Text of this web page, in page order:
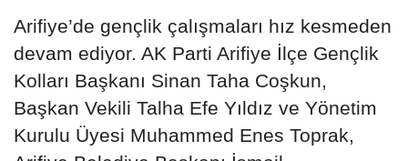
Arifiye’de gençlik çalışmaları hız kesmeden
devam ediyor. AK Parti Arifiye İlçe Gençlik
Kolları Başkanı Sinan Taha Coşkun,
Başkan Vekili Talha Efe Yıldız ve Yönetim
Kurulu Üyesi Muhammed Enes Toprak,